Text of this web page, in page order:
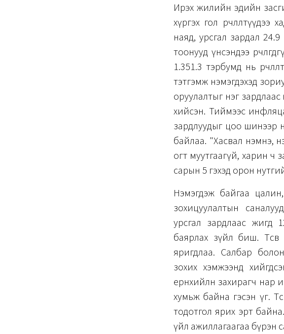
Ирэх жилийн эдийн
хүргэх гол
наяд, урсгал зардал
тоонууд үнсэндээ
1.351.3 тэрбумд нь
тэтгэмж нэмэгдэхэд
оруулалтыг нэг зардлаас
хийсэн. Тиймээс
зардлуудыг цоо шинээр
байлаа. "Хасвал нэмнэ,
огт муутгаагүй, харин ч
сарын 5 гэхэд орон
Нэмэгдэж байгаа цалин,
зохицуулалтын
урсгал зардлаас жигд
баярлах зүйл биш.
яригдлаа. Салбар болон
зохих хэмжээнд
ерөнхийлөн захирагч нар
хумьж байна гэсэн үг.
тодотгол ярих эрт байна.
үйл ажиллагаагаа бүрэн